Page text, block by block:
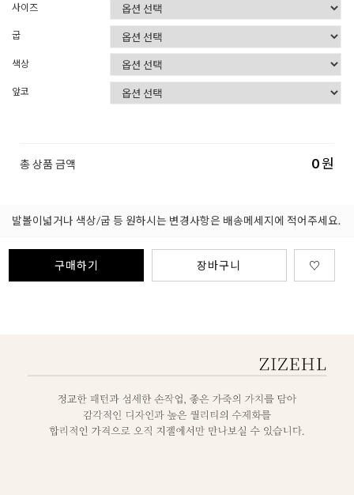
사이즈
굽
색상
앞코
총 상품 금액 0원
발볼이넓거나 색상/굽 등 원하시는 변경사항은 배송메세지에 적어주세요.
구매하기 장바구니 ♡